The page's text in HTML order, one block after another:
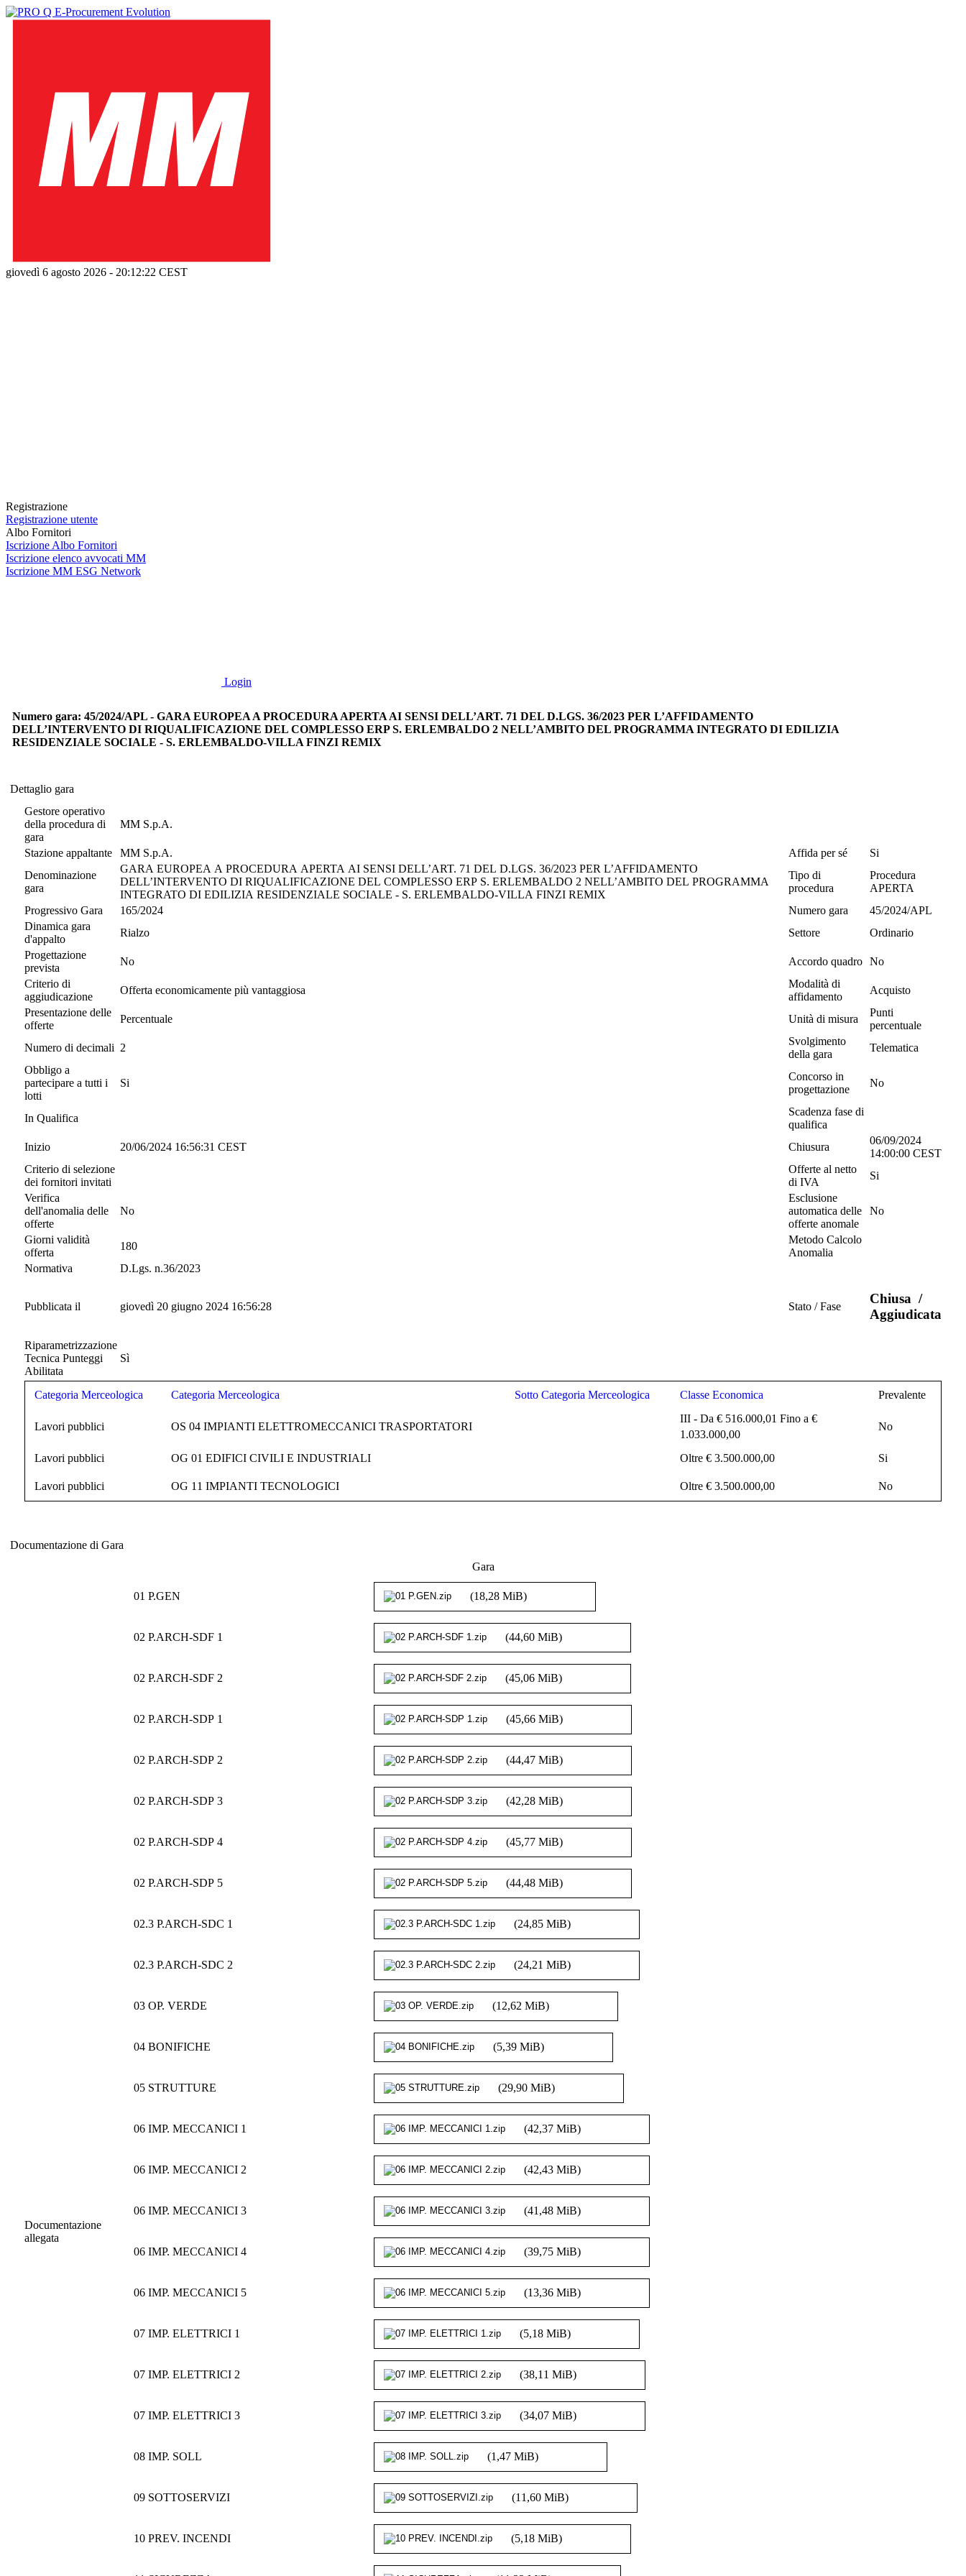
giovedì 6 agosto 2026 - 20:12:23 CEST
Registrazione
Registrazione utente
Albo Fornitori
Iscrizione Albo Fornitori
Iscrizione elenco avvocati MM
Iscrizione MM ESG Network
Login
Numero gara: 45/2024/APL - GARA EUROPEA A PROCEDURA APERTA AI SENSI DELL’ART. 71 DEL D.LGS. 36/2023 PER L’AFFIDAMENTO
DELL’INTERVENTO DI RIQUALIFICAZIONE DEL COMPLESSO ERP S. ERLEMBALDO 2 NELL’AMBITO DEL PROGRAMMA INTEGRATO DI EDILIZIA
RESIDENZIALE SOCIALE - S. ERLEMBALDO-VILLA FINZI REMIX
Dettaglio gara
Gestore operativo
della procedura di
gara
MM S.p.A.
Stazione appaltante MM S.p.A. Affida per sé
Si
Denominazione
gara
GARA EUROPEA A PROCEDURA APERTA AI SENSI DELL’ART. 71 DEL D.LGS. 36/2023 PER L’AFFIDAMENTO
DELL’INTERVENTO DI RIQUALIFICAZIONE DEL COMPLESSO ERP S. ERLEMBALDO 2 NELL’AMBITO DEL PROGRAMMA
INTEGRATO DI EDILIZIA RESIDENZIALE SOCIALE - S. ERLEMBALDO-VILLA FINZI REMIX
Tipo di
procedura
Procedura
APERTA
Progressivo Gara
165/2024 Numero gara
45/2024/APL
Dinamica gara
d'appalto
Rialzo Settore
Ordinario
Progettazione
prevista
No Accordo quadro No
Criterio di
aggiudicazione
Offerta economicamente più vantaggiosa
Modalità di
affidamento
Acquisto
Presentazione delle
offerte
Percentuale Unità di misura
Punti
percentuale
Numero di decimali 2
Svolgimento
della gara
Telematica
Obbligo a
partecipare a tutti i
lotti
Si
Concorso in
progettazione
No
In Qualifica
Scadenza fase di
qualifica
Inizio
20/06/2024 16:56:31 CEST Chiusura
06/09/2024
14:00:00 CEST
Criterio di selezione
dei fornitori invitati
Offerte al netto
di IVA
Si
Verifica
dell'anomalia delle
offerte
No
Esclusione
automatica delle
offerte anomale
No
Giorni validità
offerta
180
Metodo Calcolo
Anomalia
Normativa
D.Lgs. n.36/2023
Pubblicata il giovedì 20 giugno 2024 16:56:28 Stato / Fase Chiusa /
Aggiudicata
Riparametrizzazione
Tecnica Punteggi
Abilitata
Sì
Categoria Merceologica Categoria Merceologica Sotto Categoria Merceologica Classe Economica Prevalente
Lavori pubblici OS 04 IMPIANTI ELETTROMECCANICI TRASPORTATORI
III - Da € 516.000,01 Fino a €
1.033.000,00
No
Lavori pubblici OG 01 EDIFICI CIVILI E INDUSTRIALI Oltre € 3.500.000,00 Si
Lavori pubblici OG 11 IMPIANTI TECNOLOGICI Oltre € 3.500.000,00 No
Documentazione di Gara
Gara
Documentazione
allegata
01 P.GEN (18,28 MiB)
02 P.ARCH-SDF 1 (44,60 MiB)
02 P.ARCH-SDF 2 (45,06 MiB)
02 P.ARCH-SDP 1 (45,66 MiB)
02 P.ARCH-SDP 2 (44,47 MiB)
02 P.ARCH-SDP 3 (42,28 MiB)
02 P.ARCH-SDP 4 (45,77 MiB)
02 P.ARCH-SDP 5 (44,48 MiB)
02.3 P.ARCH-SDC 1 (24,85 MiB)
02.3 P.ARCH-SDC 2 (24,21 MiB)
03 OP. VERDE (12,62 MiB)
04 BONIFICHE (5,39 MiB)
05 STRUTTURE (29,90 MiB)
06 IMP. MECCANICI 1 (42,37 MiB)
06 IMP. MECCANICI 2 (42,43 MiB)
06 IMP. MECCANICI 3 (41,48 MiB)
06 IMP. MECCANICI 4 (39,75 MiB)
06 IMP. MECCANICI 5 (13,36 MiB)
07 IMP. ELETTRICI 1 (5,18 MiB)
07 IMP. ELETTRICI 2 (38,11 MiB)
07 IMP. ELETTRICI 3 (34,07 MiB)
08 IMP. SOLL (1,47 MiB)
09 SOTTOSERVIZI (11,60 MiB)
10 PREV. INCENDI (5,18 MiB)